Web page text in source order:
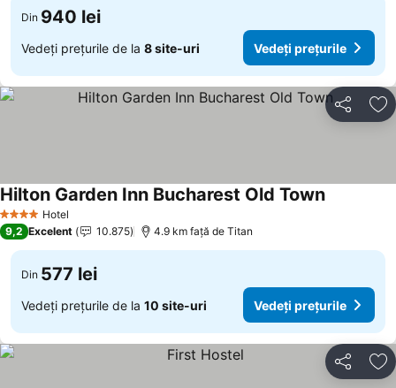
Din 940 lei
Vedeți prețurile de la 8 site-uri Vedeți prețurile
Distribuiți
4 Stele Hotel
Hilton Garden Inn Bucharest Old Town
9,2 Excelent 10.875 4.9 km faţă de Titan
Din 577 lei
Vedeți prețurile de la 10 site-uri Vedeți prețurile
Distribuiți